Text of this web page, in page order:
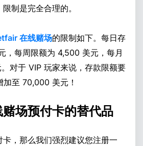
制是完全合理的。
在线赌场的限制如下。每日存
，每周限额为 4,500 美元，每月
对于 VIP 玩家来说，存款限额要
至 70,000 美元！
场预付卡的替代品
，那么我们强烈建议您注册一